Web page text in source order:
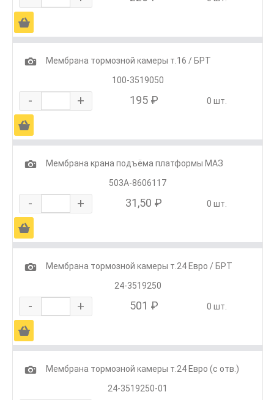
Ä
1
Мембрана тормозной камеры т.16 / БРТ
100-3519050
- + 195 ₽ 0 шт.
Ä
1
Мембрана крана подъёма платформы МАЗ
503А-8606117
- + 31,50 ₽ 0 шт.
Ä
1
Мембрана тормозной камеры т.24 Евро / БРТ
24-3519250
- + 501 ₽ 0 шт.
Ä
1
Мембрана тормозной камеры т.24 Евро (с отв.)
24-3519250-01